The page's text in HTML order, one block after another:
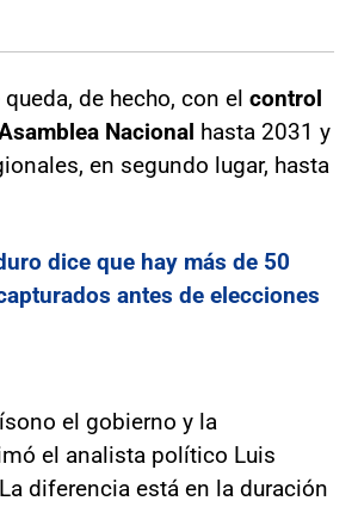
de hecho, con el control
Nacional hasta 2031 y
en segundo lugar, hasta
dice que hay más de 50
antes de elecciones
el gobierno y la
el analista político Luis
diferencia está en la duración